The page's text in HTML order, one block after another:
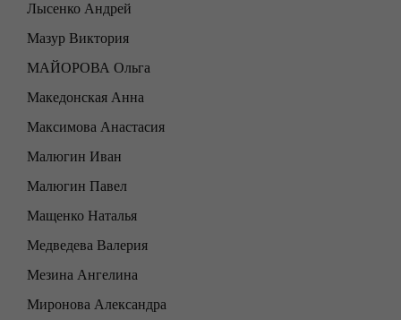
Лысенко Андрей
Мазур Виктория
МАЙОРОВА Ольга
Македонская Анна
Максимова Анастасия
Малюгин Иван
Малюгин Павел
Мащенко Наталья
Медведева Валерия
Мезина Ангелина
Миронова Александра